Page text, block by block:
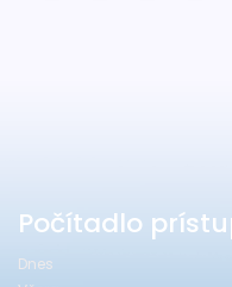
Počítadlo
Dnes